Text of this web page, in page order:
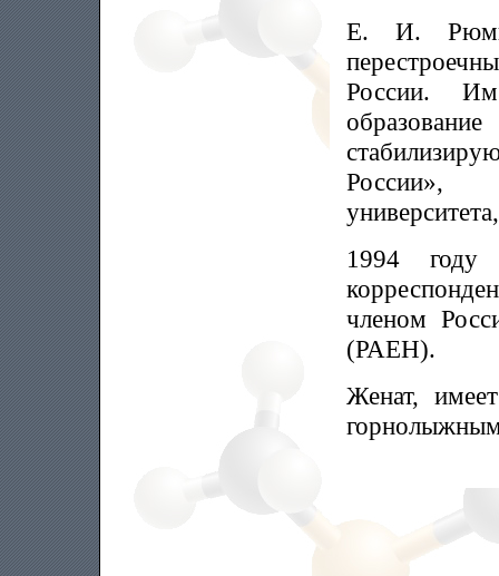
Е. И.
России.
России»,
1994
членом
(РАЕН).
Женат,